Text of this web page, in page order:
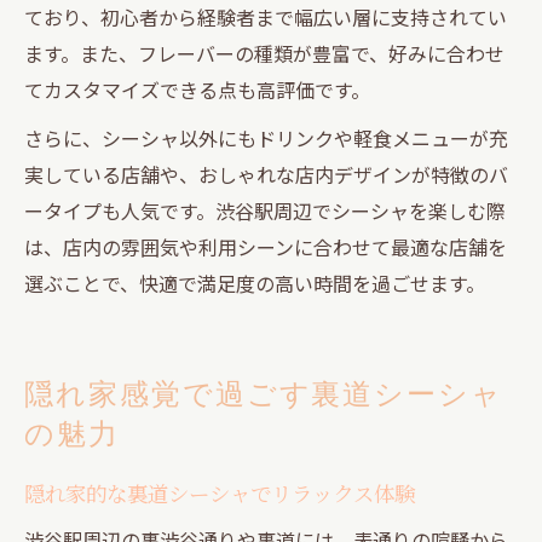
ており、初心者から経験者まで幅広い層に支持されてい
ます。また、フレーバーの種類が豊富で、好みに合わせ
てカスタマイズできる点も高評価です。
さらに、シーシャ以外にもドリンクや軽食メニューが充
実している店舗や、おしゃれな店内デザインが特徴のバ
ータイプも人気です。渋谷駅周辺でシーシャを楽しむ際
は、店内の雰囲気や利用シーンに合わせて最適な店舗を
選ぶことで、快適で満足度の高い時間を過ごせます。
隠れ家感覚で過ごす裏道シーシャ
の魅力
隠れ家的な裏道シーシャでリラックス体験